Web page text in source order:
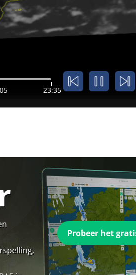
23:35
Probeer het